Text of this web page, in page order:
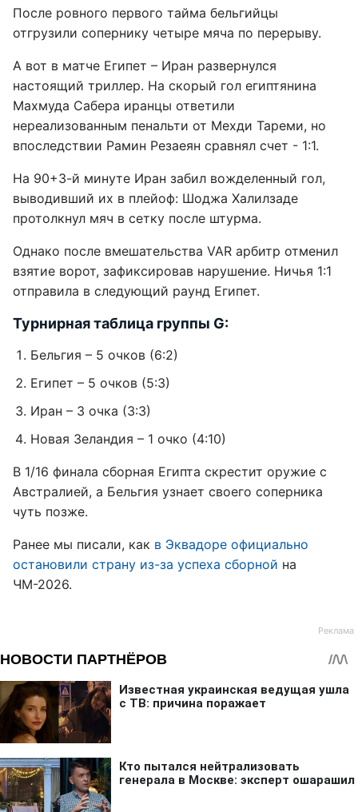
После ровного первого тайма бельгийцы
отгрузили сопернику четыре мяча по перерыву.
А вот в матче Египет – Иран развернулся
настоящий триллер. На скорый гол египтянина
Махмуда Сабера иранцы ответили
нереализованным пенальти от Мехди Тареми, но
впоследствии Рамин Резаеян сравнял счет - 1:1.
На 90+3-й минуте Иран забил вожделенный гол,
выводивший их в плейоф: Шоджа Халилзаде
протолкнул мяч в сетку после штурма.
Однако после вмешательства VAR арбитр отменил
взятие ворот, зафиксировав нарушение. Ничья 1:1
отправила в следующий раунд Египет.
Турнирная таблица группы G:
Бельгия – 5 очков (6:2)
Египет – 5 очков (5:3)
Иран – 3 очка (3:3)
Новая Зеландия – 1 очко (4:10)
В 1/16 финала сборная Египта скрестит оружие с
Австралией, а Бельгия узнает своего соперника
чуть позже.
Ранее мы писали, как в Эквадоре официально
остановили страну из-за успеха сборной на
ЧМ-2026.